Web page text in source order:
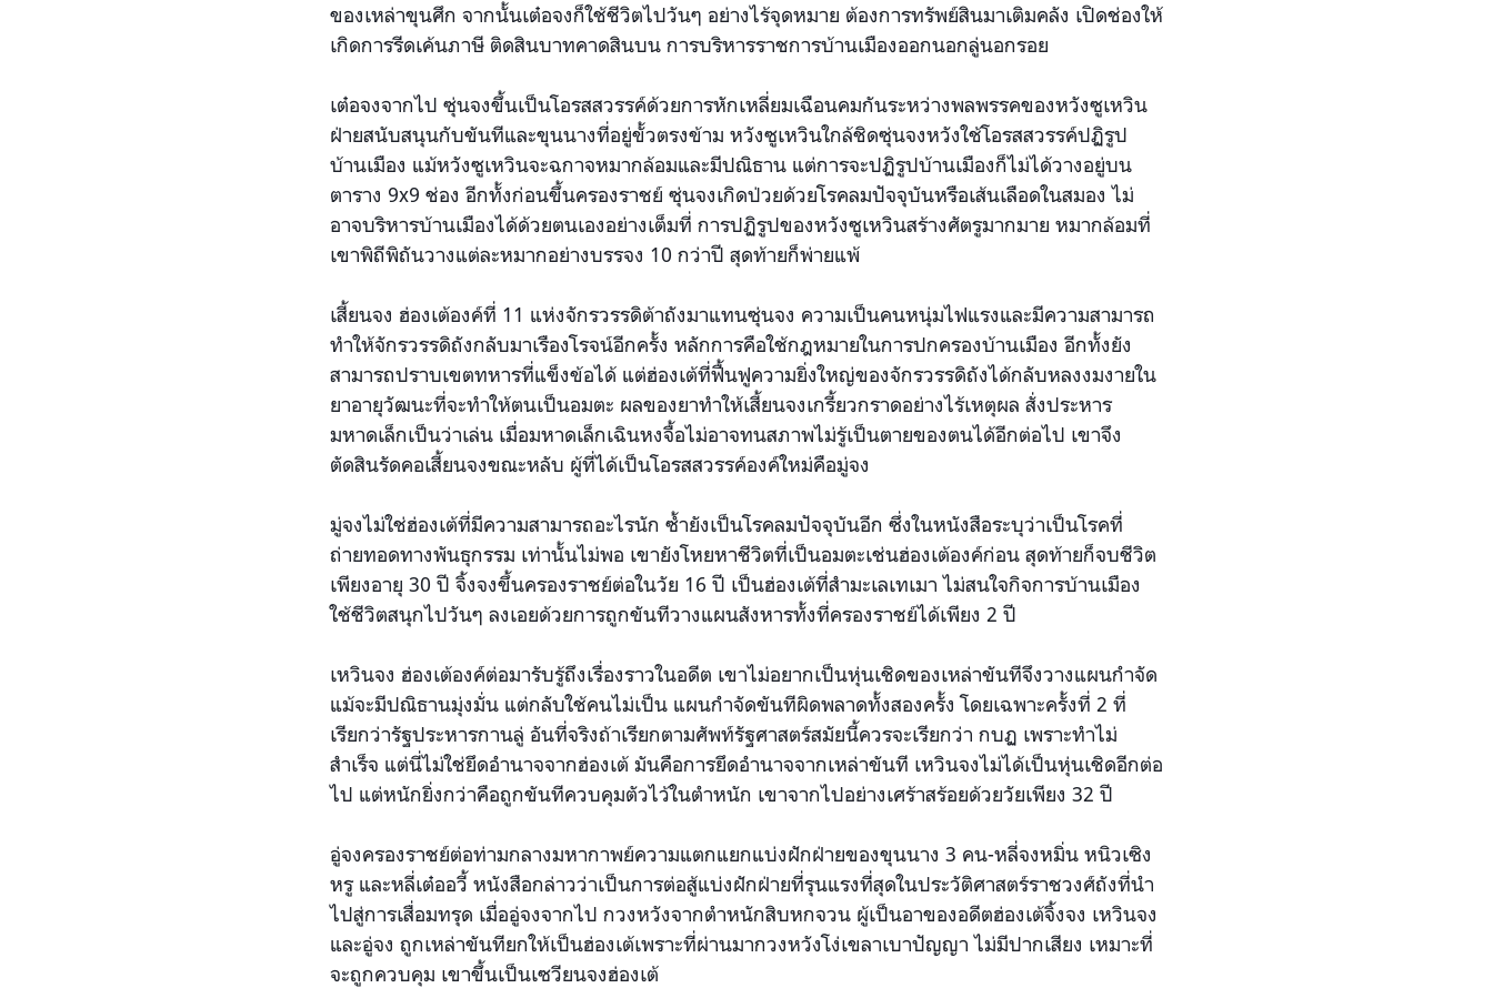
ของเหล่าขุนศึก จากนั้นเต๋อจงก็ใช้ชีวิตไปวันๆ อย่างไร้จุดหมาย ต้องการทรัพย์สินมาเติมคลัง เปิดช่องให้
เกิดการรีดเค้นภาษี ติดสินบาทคาดสินบน การบริหารราชการบ้านเมืองออกนอกลู่นอกรอย
เต๋อจงจากไป ซุ่นจงขึ้นเป็นโอรสสวรรค์ด้วยการหักเหลี่ยมเฉือนคมกันระหว่างพลพรรคของหวังซูเหวิน
ฝ่ายสนับสนุนกับขันทีและขุนนางที่อยู่ขั้วตรงข้าม หวังซูเหวินใกล้ชิดซุ่นจงหวังใช้โอรสสวรรค์ปฏิรูป
บ้านเมือง แม้หวังซูเหวินจะฉกาจหมากล้อมและมีปณิธาน แต่การจะปฏิรูปบ้านเมืองก็ไม่ได้วางอยู่บน
ตาราง 9x9 ช่อง อีกทั้งก่อนขึ้นครองราชย์ ซุ่นจงเกิดป่วยด้วยโรคลมปัจจุบันหรือเส้นเลือดในสมอง ไม่
อาจบริหารบ้านเมืองได้ด้วยตนเองอย่างเต็มที่ การปฏิรูปของหวังซูเหวินสร้างศัตรูมากมาย หมากล้อมที่
เขาพิถีพิถันวางแต่ละหมากอย่างบรรจง 10 กว่าปี สุดท้ายก็พ่ายแพ้
เสี้ยนจง ฮ่องเต้องค์ที่ 11 แห่งจักรวรรดิต้าถังมาแทนซุ่นจง ความเป็นคนหนุ่มไฟแรงและมีความสามารถ
ทำให้จักรวรรดิถังกลับมาเรืองโรจน์อีกครั้ง หลักการคือใช้กฎหมายในการปกครองบ้านเมือง อีกทั้งยัง
สามารถปราบเขตทหารที่แข็งข้อได้ แต่ฮ่องเต้ที่ฟื้นฟูความยิ่งใหญ่ของจักรวรรดิถังได้กลับหลงงมงายใน
ยาอายุวัฒนะที่จะทำให้ตนเป็นอมตะ ผลของยาทำให้เสี้ยนจงเกรี้ยวกราดอย่างไร้เหตุผล สั่งประหาร
มหาดเล็กเป็นว่าเล่น เมื่อมหาดเล็กเฉินหงจื้อไม่อาจทนสภาพไม่รู้เป็นตายของตนได้อีกต่อไป เขาจึง
ตัดสินรัดคอเสี้ยนจงขณะหลับ ผู้ที่ได้เป็นโอรสสวรรค์องค์ใหม่คือมู่จง
มู่จงไม่ใช่ฮ่องเต้ที่มีความสามารถอะไรนัก ซ้ำยังเป็นโรคลมปัจจุบันอีก ซึ่งในหนังสือระบุว่าเป็นโรคที่
ถ่ายทอดทางพันธุกรรม เท่านั้นไม่พอ เขายังโหยหาชีวิตที่เป็นอมตะเช่นฮ่องเต้องค์ก่อน สุดท้ายก็จบชีวิต
เพียงอายุ 30 ปี จิ้งจงขึ้นครองราชย์ต่อในวัย 16 ปี เป็นฮ่องเต้ที่สำมะเลเทเมา ไม่สนใจกิจการบ้านเมือง
ใช้ชีวิตสนุกไปวันๆ ลงเอยด้วยการถูกขันทีวางแผนสังหารทั้งที่ครองราชย์ได้เพียง 2 ปี
เหวินจง ฮ่องเต้องค์ต่อมารับรู้ถึงเรื่องราวในอดีต เขาไม่อยากเป็นหุ่นเชิดของเหล่าขันทีจึงวางแผนกำจัด
แม้จะมีปณิธานมุ่งมั่น แต่กลับใช้คนไม่เป็น แผนกำจัดขันทีผิดพลาดทั้งสองครั้ง โดยเฉพาะครั้งที่ 2 ที่
เรียกว่ารัฐประหารกานลู่ อันที่จริงถ้าเรียกตามศัพท์รัฐศาสตร์สมัยนี้ควรจะเรียกว่า กบฏ เพราะทำไม่
สำเร็จ แต่นี่ไม่ใช่ยึดอำนาจจากฮ่องเต้ มันคือการยึดอำนาจจากเหล่าขันที เหวินจงไม่ได้เป็นหุ่นเชิดอีกต่อ
ไป แต่หนักยิ่งกว่าคือถูกขันทีควบคุมตัวไว้ในตำหนัก เขาจากไปอย่างเศร้าสร้อยด้วยวัยเพียง 32 ปี
อู่จงครองราชย์ต่อท่ามกลางมหากาพย์ความแตกแยกแบ่งฝักฝ่ายของขุนนาง 3 คน-หลี่จงหมิ่น หนิวเซิง
หรู และหลี่เต๋ออวี้ หนังสือกล่าวว่าเป็นการต่อสู้แบ่งฝักฝ่ายที่รุนแรงที่สุดในประวัติศาสตร์ราชวงศ์ถังที่นำ
ไปสู่การเสื่อมทรุด เมื่ออู่จงจากไป กวงหวังจากตำหนักสิบหกจวน ผู้เป็นอาของอดีตฮ่องเต้จิ้งจง เหวินจง
และอู่จง ถูกเหล่าขันทียกให้เป็นฮ่องเต้เพราะที่ผ่านมากวงหวังโง่เขลาเบาปัญญา ไม่มีปากเสียง เหมาะที่
จะถูกควบคุม เขาขึ้นเป็นเซวียนจงฮ่องเต้